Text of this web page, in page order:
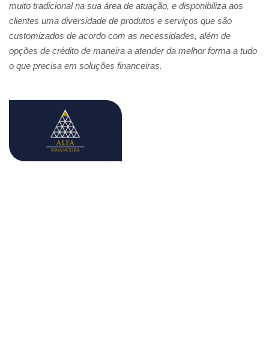
muito tradicional na sua área de atuação, e disponibiliza aos
clientes uma diversidade de produtos e serviços que são
customizados de acordo com as necessidades, além de
opções de crédito de maneira a atender da melhor forma a tudo
o que precisa em soluções financeiras.